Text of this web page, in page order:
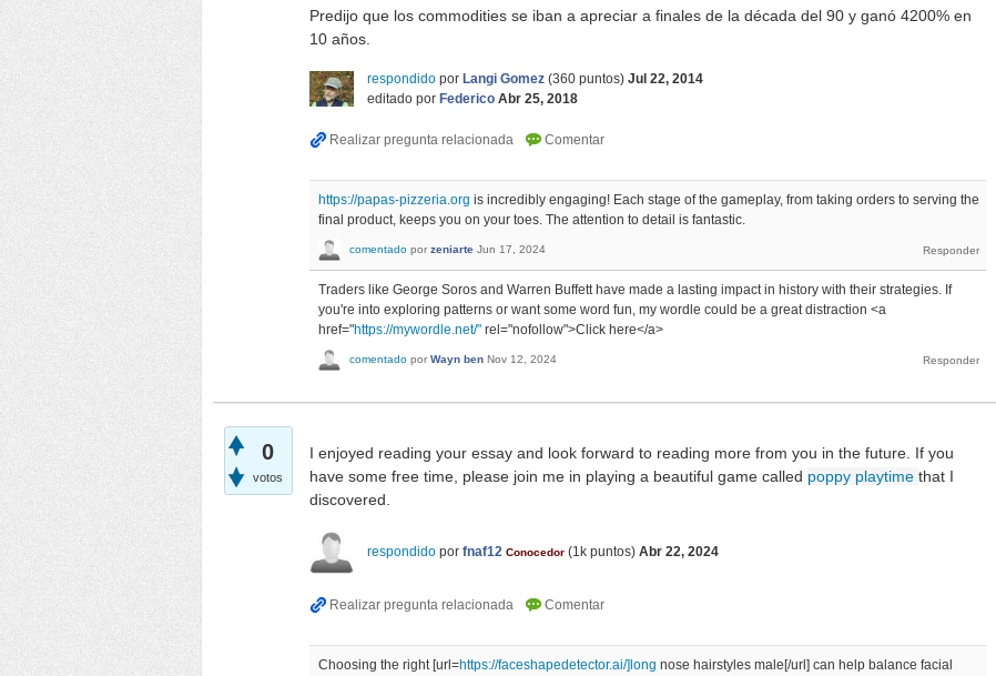
Predijo que los commodities se iban a apreciar a finales de la década del 90 y ganó 4200% en
10 años.
respondido por Langi Gomez (360 puntos) Jul 22, 2014
editado por Federico Abr 25, 2018
https://papas-pizzeria.org is incredibly engaging! Each stage of the gameplay, from taking orders to serving the
final product, keeps you on your toes. The attention to detail is fantastic.
comentado por zeniarte Jun 17, 2024
Traders like George Soros and Warren Buffett have made a lasting impact in history with their strategies. If
you're into exploring patterns or want some word fun, my wordle could be a great distraction <a
href="https://mywordle.net/" rel="nofollow">Click here</a>
comentado por Wayn ben Nov 12, 2024
0
votos
I enjoyed reading your essay and look forward to reading more from you in the future. If you
have some free time, please join me in playing a beautiful game called poppy playtime that I
discovered.
respondido por fnaf12 Conocedor (1k puntos) Abr 22, 2024
Choosing the right [url=https://faceshapedetector.ai/]long nose hairstyles male[/url] can help balance facial